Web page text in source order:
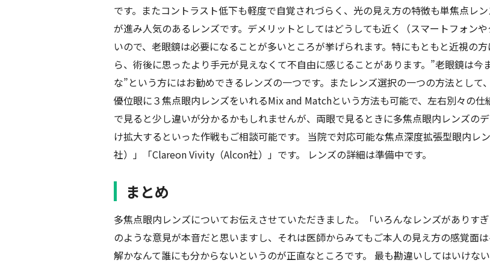
です。またコントラスト低下も軽度で自覚されづらく、光の見え方の特徴も単焦点レ
が進み人気のあるレンズです。デメリットとしてはどうしても近く（スマートフォン
いので、老眼鏡は必要になることが多いところが挙げられます。特にもともと近視の
ら、術後に思ったより手元が見えなくて不自由に感じることがあります。”老眼鏡は
な”という方にはお勧めできるレンズの一つです。またレンズ選択の一つの方法とし
優位眼に３焦点眼内レンズをいれるMix and Matchという方法も可能で、左右別々の
で見ると少し違いが分かるかもしれませんが、両眼で見るときに多焦点眼内レンズの
け拡大するといった作戦もご相談可能です。 当院で対応可能な焦点深度拡張型眼内
社）」「Clareon Vivity（Alcon社）」です。 レンズの詳細は準備中です。
まとめ
多焦点眼内レンズについてお伝えさせていただきました。「いろんなレンズがありす
のような意見が本音だと思いますし、それは医師からみてもご本人の見え方の感覚面
解かなんて誰にも分からないというのが正直なところです。 最も勘違いしてはいけな